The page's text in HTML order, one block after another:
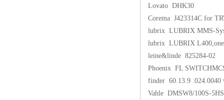
Lovato DHK30
Corema J423314C for
lubrix LUBRIX MMS-
lubrix LUBRIX L400,one
leine&linde 825284-02
Phoenix FL
finder 60.13.9 .024.0040
Vahle DMSW8/100S-5HS